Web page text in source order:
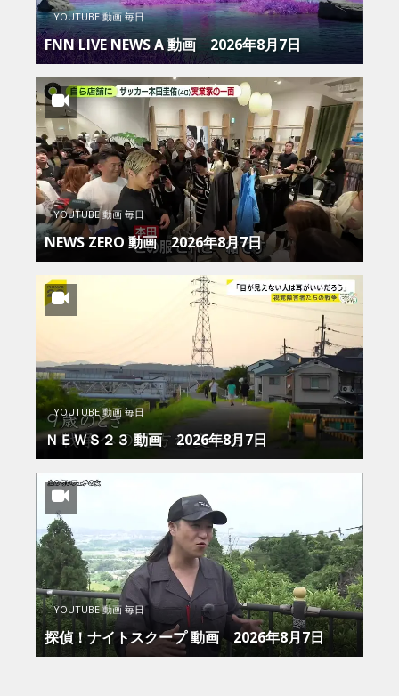
YOUTUBE 動画 毎日
FNN LIVE NEWS Α 動画 2026年8月7日
YOUTUBE 動画 毎日
NEWS ZERO 動画 2026年8月7日
YOUTUBE 動画 毎日
ＮＥＷＳ２３ 動画 2026年8月7日
YOUTUBE 動画 毎日
探偵！ナイトスクープ 動画 2026年8月7日